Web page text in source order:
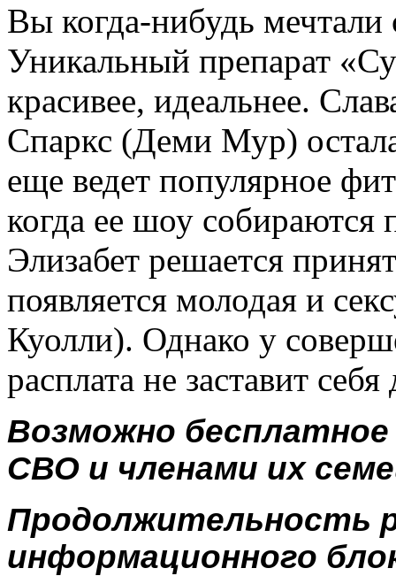
Вы когда-нибудь мечтали
Уникальный препарат
красивее, идеальнее.
Спаркс (Деми Мур)
еще ведет популярное
когда ее шоу собираются
Элизабет решается
появляется молодая и
Куолли). Однако у
расплата не заставит
Возможно
СВО и членами их
Продолжительность
информационного